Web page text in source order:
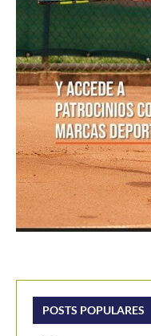
POSTS POPULARES
su...
09/